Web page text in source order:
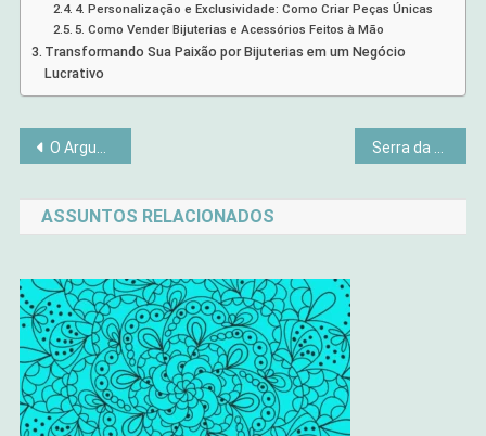
4. Personalização e Exclusividade: Como Criar Peças Únicas
5. Como Vender Bijuterias e Acessórios Feitos à Mão
Transformando Sua Paixão por Bijuterias em um Negócio
Lucrativo
Navegação
de
Post
O Argueiro e a Trave no Olho: O Que Essa Lição do Evangelho Ensina? Serra da Canastra Além do Comum: Descubra as Cachoeiras Invisíveis e Se Encante
ASSUNTOS RELACIONADOS